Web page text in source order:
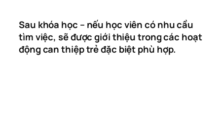
Sau khóa học – nếu học viên có nhu cầu
tìm việc, sẽ được giới thiệu trong các hoạt
động can thiệp trẻ đặc biệt phù hợp.